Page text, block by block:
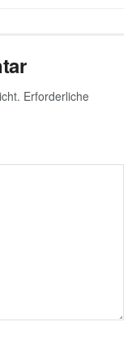
Erforderliche